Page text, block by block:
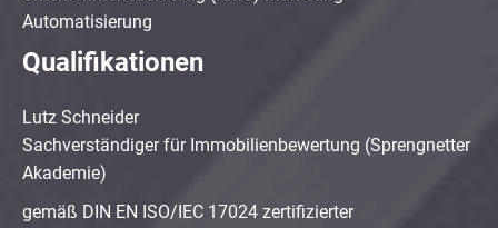
Automatisierung
Qualifikationen
Lutz Schneider
Sachverständiger für Immobilienbewertung (Sprengnetter
Akademie)
gemäß DIN EN ISO/IEC 17024 zertifizierter